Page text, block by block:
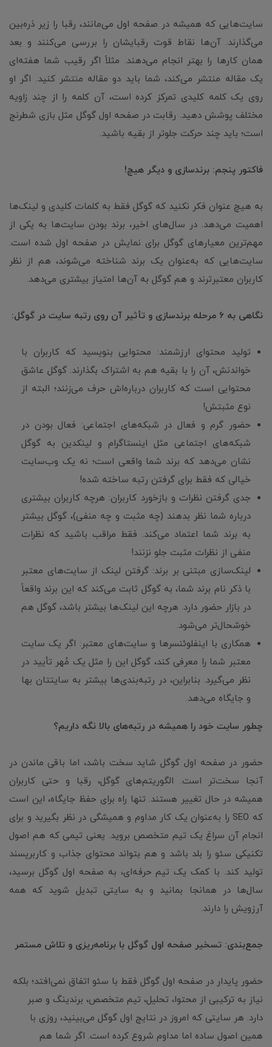
سایت‌هایی که همیشه در صفحه اول می‌مانند، رقبا را زیر ذره‌بین
می‌گذارند. آن‌ها نقاط قوت رقبایشان را بررسی می‌کنند و بعد
همان کارها را بهتر انجام می‌دهند. مثلاً اگر رقیب شما هفته‌ای
یک مقاله منتشر می‌کند، شما باید دو مقاله منتشر کنید. اگر او
روی یک کلمه کلیدی تمرکز کرده است، آن کلمه را از چند زاویه
مختلف پوشش دهید. رقابت در صفحه اول گوگل مثل بازی شطرنج
است؛ باید چند حرکت جلوتر از بقیه باشید.
فاکتور پنجم: برندسازی و دیگر هیچ!
به هیچ عنوان فکر نکنید که گوگل فقط به کلمات کلیدی و لینک‌ها
اهمیت می‌دهد. در سال‌های اخیر، برند بودن سایت‌ها به یکی از
مهم‌ترین معیارهای گوگل برای نمایش در صفحه اول شده است.
سایت‌هایی که به‌عنوان یک برند شناخته می‌شوند، هم از نظر
کاربران معتبرترند و هم گوگل به آن‌ها امتیاز بیشتری می‌دهد.
نگاهی به ۶ مرحله برندسازی و تأثیر آن روی رتبه سایت در گوگل:
تولید محتوای ارزشمند: محتوایی بنویسید که کاربران با
خواندنش، آن را با بقیه هم به اشتراک بگذارند. گوگل عاشق
محتوایی است که کاربران درباره‌اش حرف می‌زنند؛ البته از
نوع مثبتش!
حضور گرم و فعال در شبکه‌های اجتماعی: فعال بودن در
شبکه‌های اجتماعی مثل اینستاگرام و لینکدین به گوگل
نشان می‌دهد که برند شما واقعی است؛ نه یک وب‌سایت
خیالی که فقط برای گرفتن رتبه ساخته شده!
جدی گرفتن نظرات و بازخورد کاربران: هرچه کاربران بیشتری
درباره شما نظر بدهند (چه مثبت و چه منفی)، گوگل بیشتر
به برند شما اعتماد می‌کند. فقط مراقب باشید که نظرات
منفی از نظرات مثبت جلو نزنند!
لینک‌سازی مبتنی بر برند: گرفتن لینک از سایت‌های معتبر
با ذکر نام برند شما، به گوگل ثابت می‌کند که این برند واقعاً
در بازار حضور دارد. هرچه این لینک‌ها بیشتر باشد، گوگل هم
خوشحال‌تر می‌شود.
همکاری با اینفلوئنسرها و سایت‌های معتبر: اگر یک سایت
معتبر شما را معرفی کند، گوگل این را مثل یک مُهر تأیید در
نظر می‌گیرد. بنابراین، در رتبه‌بندی‌ها بیشتر به سایتتان بها
و جایگاه می‌دهد.
چطور سایت خود را همیشه در رتبه‌های بالا نگه داریم؟
حضور در صفحه اول گوگل شاید سخت باشد، اما باقی ماندن در
آنجا سخت‌تر است. الگوریتم‌های گوگل، رقبا و حتی کاربران
همیشه در حال تغییر هستند. تنها راه برای حفظ جایگاه، این است
که SEO را به‌عنوان یک کار مداوم و همیشگی در نظر بگیرید و برای
انجام آن سراغ یک تیم متخصص بروید. یعنی تیمی که هم اصول
تکنیکی سئو را بلد باشد و هم بتواند محتوای جذاب و کاربرپسند
تولید کند. با کمک یک تیم حرفه‌ای، به صفحه اول گوگل برسید،
سال‌ها در همانجا بمانید و به سایتی تبدیل شوید که همه
آرزویش را دارند.
جمع‌بندی: تسخیر صفحه اول گوگل با برنامه‌ریزی و تلاش مستمر
حضور پایدار در صفحه اول گوگل فقط با سئو اتفاق نمی‌افتد؛ بلکه
نیاز به ترکیبی از محتوا، تحلیل، تیم متخصص، برندینگ و صبر
دارد. هر سایتی که امروز در نتایج اول گوگل می‌بینید، روزی با
همین اصول ساده اما مداوم شروع کرده است. اگر شما هم